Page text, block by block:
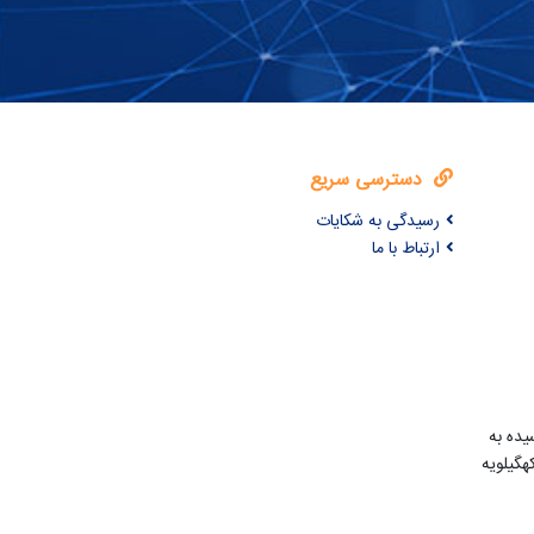
دسترسی سریع
رسیدگی به شکایات
ارتباط با ما
به